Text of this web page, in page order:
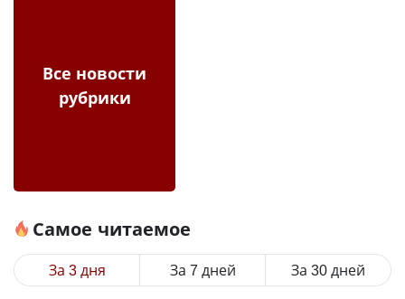
Все новости
рубрики
Самое читаемое
За 3 дня За 7 дней За 30 дней